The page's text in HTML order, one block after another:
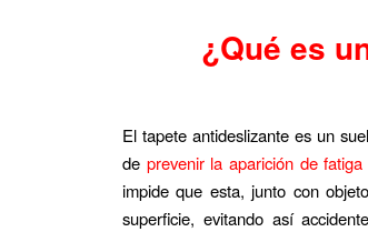
¿Qué es
El tapete antideslizante es un
de prevenir la aparición de fatiga
impide que esta, junto con
superficie, evitando así